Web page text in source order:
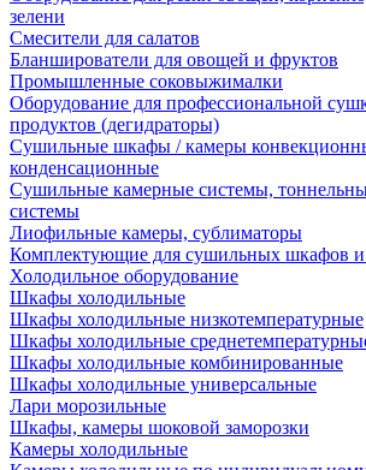
зелени
Смесители для салатов
Бланширователи для овощей и фруктов
Промышленные соковыжималки
Оборудование для профессиональной
продуктов (дегидраторы)
Сушильные шкафы / камеры
конденсационные
Сушильные камерные системы,
системы
Лиофильные камеры, сублиматоры
Комплектующие для сушильных шкафов и
Холодильное оборудование
Шкафы холодильные
Шкафы холодильные низкотемпературные
Шкафы холодильные
Шкафы холодильные комбинированные
Шкафы холодильные универсальные
Лари морозильные
Шкафы, камеры шоковой заморозки
Камеры холодильные